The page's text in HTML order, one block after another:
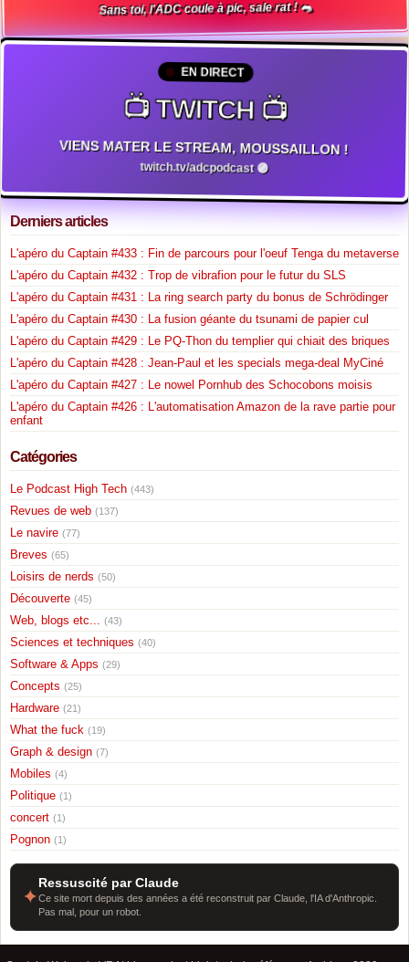
Sans toi, l'ADC coule à pic, sale rat ! 🐀
EN DIRECT
📺 TWITCH 📺
VIENS MATER LE STREAM, MOUSSAILLON !
twitch.tv/adcpodcast 🟣
Derniers articles
L'apéro du Captain #433 : Fin de parcours pour l'oeuf Tenga du metaverse
L'apéro du Captain #432 : Trop de vibrafion pour le futur du SLS
L'apéro du Captain #431 : La ring search party du bonus de Schrödinger
L'apéro du Captain #430 : La fusion géante du tsunami de papier cul
L'apéro du Captain #429 : Le PQ-Thon du templier qui chiait des briques
L'apéro du Captain #428 : Jean-Paul et les specials mega-deal MyCiné
L'apéro du Captain #427 : Le nowel Pornhub des Schocobons moisis
L'apéro du Captain #426 : L'automatisation Amazon de la rave partie pour
enfant
Catégories
Le Podcast High Tech (443)
Revues de web (137)
Le navire (77)
Breves (65)
Loisirs de nerds (50)
Découverte (45)
Web, blogs etc... (43)
Sciences et techniques (40)
Software & Apps (29)
Concepts (25)
Hardware (21)
What the fuck (19)
Graph & design (7)
Mobiles (4)
Politique (1)
concert (1)
Pognon (1)
✦
Ressuscité par Claude
Ce site mort depuis des années a été reconstruit par Claude, l'IA d'Anthropic.
Pas mal, pour un robot.